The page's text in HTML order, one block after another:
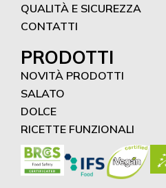
QUALITÀ E SICUREZZA
CONTATTI
PRODOTTI
NOVITÀ PRODOTTI
SALATO
DOLCE
RICETTE FUNZIONALI